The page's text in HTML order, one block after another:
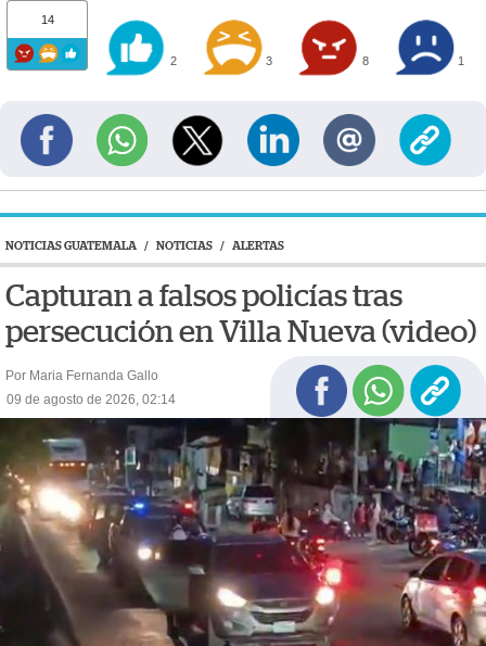
14
2 3 8 1
NOTICIAS GUATEMALA / NOTICIAS / ALERTAS
Capturan a falsos policías tras
persecución en Villa Nueva (video)
Por Maria Fernanda Gallo
09 de agosto de 2026, 02:14